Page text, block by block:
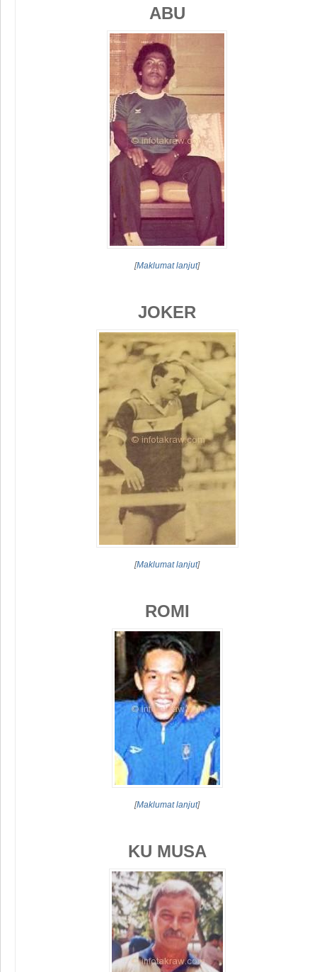
ABU
[Maklumat lanjut]
JOKER
[Maklumat lanjut]
ROMI
[Maklumat lanjut]
KU MUSA